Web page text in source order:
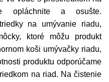
opláchnite a osušte.
na umývanie riadu,
ktoré môžu produkt
koši umývačky riadu,
produktu odporúčame
na riad. Na čistenie